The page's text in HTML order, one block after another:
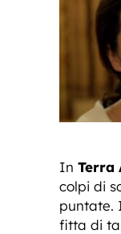
In Terra
colpi di
puntate.
fitta di